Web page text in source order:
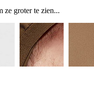
ze groter te zien...